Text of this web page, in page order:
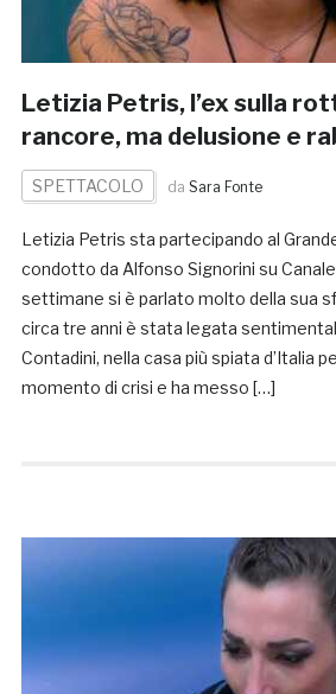
Letizia Petris, l’ex sulla
rancore, ma delusione e
SPETTACOLO da Sara Fonte
Letizia Petris sta partecipando al
condotto da Alfonso Signorini su
settimane si è parlato molto della sua
circa tre anni è stata legata
Contadini, nella casa più spiata d’Italia
momento di crisi e ha messo […]